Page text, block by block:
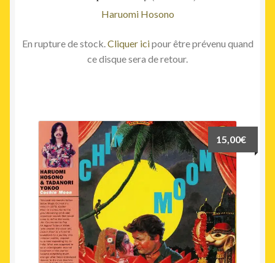
Haruomi Hosono
En rupture de stock.Cliquer icipour être prévenu quand
ce disque sera de retour.
15,00€